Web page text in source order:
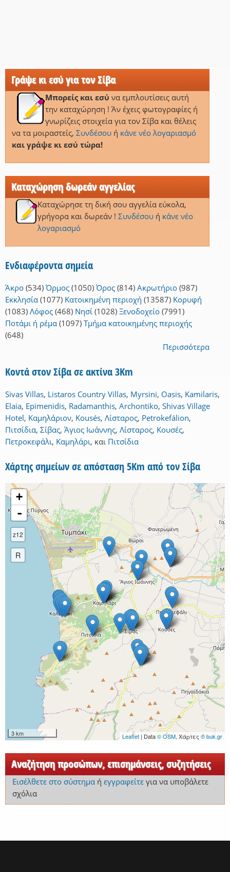
Γράψε κι εσύ για τον Σίβα
Μπορείς και εσύ να εμπλουτίσεις αυτή
την καταχώρηση ! Άν έχεις φωτογραφίες ή
γνωρίζεις στοιχεία για τον Σίβα και θέλεις
να τα μοιραστείς, Συνδέσουή κάνε νέο λογαριασμό
και γράψε κι εσύ τώρα!
Καταχώρηση δωρεάν αγγελίας
Καταχώρησε τη δική σου αγγελία εύκολα,
γρήγορα και δωρεάν ! Συνδέσουή κάνε νέο
λογαριασμό
Ενδιαφέροντα σημεία
Άκρο (534) Όρμος (1050) Όρος (814) Ακρωτήριο (987)
Εκκλησία (1077) Κατοικημένη περιοχή (13587) Κορυφή
(1083) Λόφος (468) Νησί (1028) Ξενοδοχείο (7991)
Ποτάμι ή ρέμα (1097) Τμήμα κατοικημένης περιοχής
(648)
Περισσότερα
Κοντά στον Σίβα σε ακτίνα 3Km
Sivas Villas, Listaros Country Villas, Myrsini, Oasis, Kamilaris,
Elaia, Epimenidis, Radamanthis, Archontiko, Shivas Village
Hotel, Καμηλάριον, Kousés, Λίσταρος, Petrokefálion,
Πιτσίδια, Σίβας, Άγιος Ιωάννης, Λίσταρος, Κουσές,
Πετροκεφάλι, Καμηλάρι, και Πιτσίδια
Χάρτης σημείων σε απόσταση 5Km από τον Σίβα
+
-
z12
R
3 km Leaflet | Data© OSM, Χάρτες © buk.gr
Αναζήτηση προσώπων, επισημάνσεις, συζητήσεις
Εισέλθετε στο σύστημαή εγγραφείτεγια να υποβάλετε
σχόλια